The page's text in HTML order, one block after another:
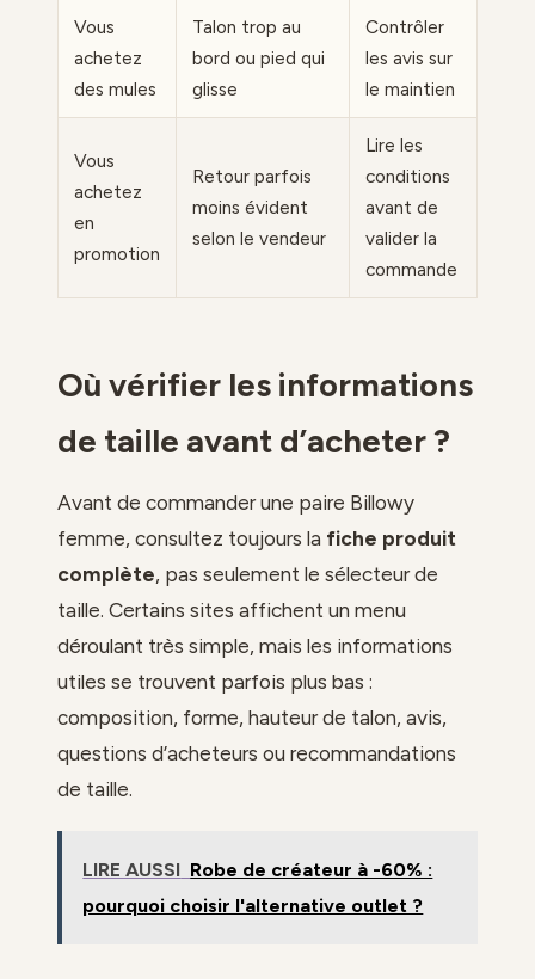
Vous
achetez
des mules
Talon trop au
bord ou pied qui
glisse
Contrôler
les avis sur
le maintien
Vous
achetez
en
promotion
Retour parfois
moins évident
selon le vendeur
Lire les
conditions
avant de
valider la
commande
Où vérifier les informations
de taille avant d’acheter ?
Avant de commander une paire Billowy
femme, consultez toujours la fiche produit
complète, pas seulement le sélecteur de
taille. Certains sites affichent un menu
déroulant très simple, mais les informations
utiles se trouvent parfois plus bas :
composition, forme, hauteur de talon, avis,
questions d’acheteurs ou recommandations
de taille.
LIRE AUSSI Robe de créateur à -60% :
pourquoi choisir l'alternative outlet ?